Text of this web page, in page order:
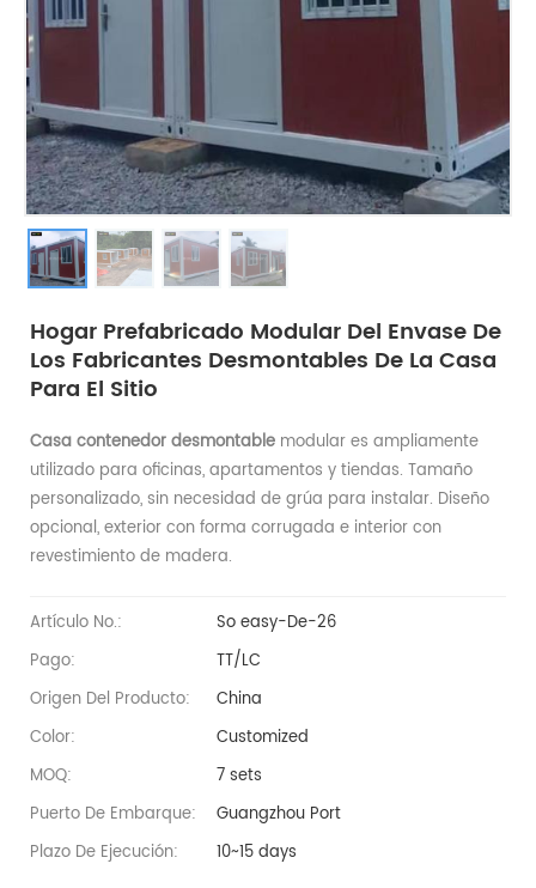
Hogar Prefabricado Modular Del Envase De
Los Fabricantes Desmontables De La Casa
Para El Sitio
Casa contenedordesmontable modulares ampliamente
utilizado para oficinas, apartamentos y tiendas. Tamaño
personalizado, sin necesidad de grúa para instalar. Diseño
opcional, exterior con forma corrugada e interior con
revestimiento de madera.
Artículo No.:
So easy-De-26
Pago:
TT/LC
Origen Del Producto:
China
Color:
Customized
MOQ:
7 sets
Puerto De Embarque:
Guangzhou Port
Plazo De Ejecución:
10~15 days